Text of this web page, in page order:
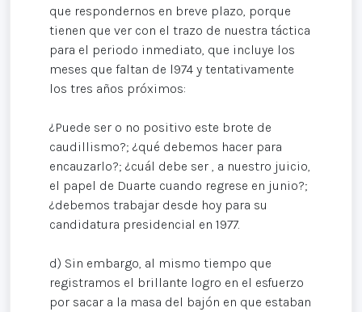
que respondernos en breve plazo, porque
tienen que ver con el trazo de nuestra táctica
para el periodo inmediato, que incluye los
meses que faltan de l974 y tentativamente
los tres años próximos:
¿Puede ser o no positivo este brote de
caudillismo?; ¿qué debemos hacer para
encauzarlo?; ¿cuál debe ser , a nuestro juicio,
el papel de Duarte cuando regrese en junio?;
¿debemos trabajar desde hoy para su
candidatura presidencial en 1977.
d) Sin embargo, al mismo tiempo que
registramos el brillante logro en el esfuerzo
por sacar a la masa del bajón en que estaban